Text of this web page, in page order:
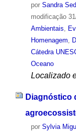
por Sandra
modificação
Ambientais
Homenagem
Cátedra
Oceano
Localizado
Diagnóstico
por Sylvia